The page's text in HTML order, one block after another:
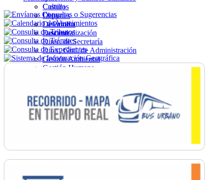
Cultura
Deportes
Desarrollo
Descentralización
Direc. de Secretaría
Direc. Gral. de Administración
Gestión Ambiental
Gestión Humana
Ordenamiento
Promoción Social
Salud
Secretaría General
Castillos
Chuy
La Paloma
Lascano